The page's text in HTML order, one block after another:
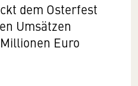
dem Osterfest
Umsätzen
Euro